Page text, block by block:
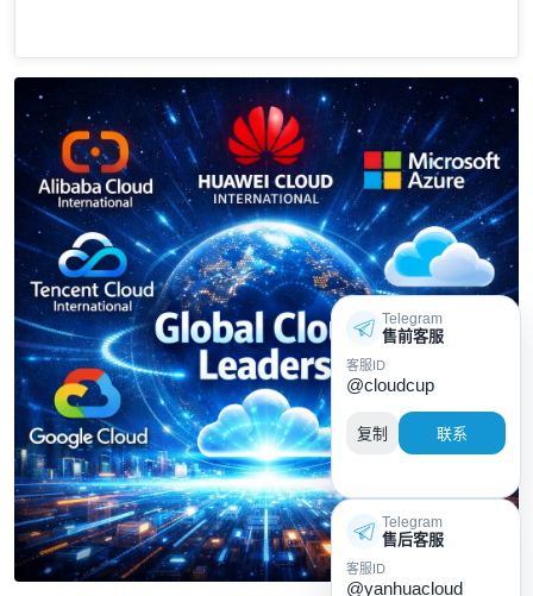
Telegram
售前客服
客服ID
@cloudcup
复制 联系
Telegram
售后客服
客服ID
@yanhuacloud